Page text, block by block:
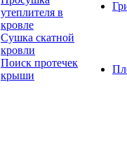
утеплителя в
кровле
Сушка скатной
кровли
Поиск протечек
крыши